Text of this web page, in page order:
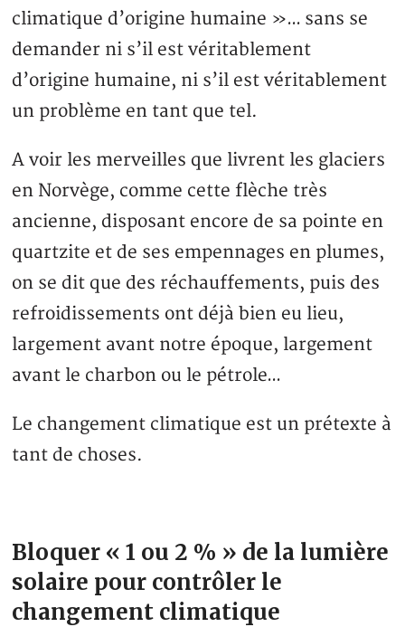
climatique d’origine humaine »… sans se
demander ni s’il est véritablement
d’origine humaine, ni s’il est véritablement
un problème en tant que tel.
A voir les merveilles que livrent les glaciers
en Norvège, comme cette flèche très
ancienne, disposant encore de sa pointe en
quartzite et de ses empennages en plumes,
on se dit que des réchauffements, puis des
refroidissements ont déjà bien eu lieu,
largement avant notre époque, largement
avant le charbon ou le pétrole…
Le changement climatique est un prétexte à
tant de choses.
Bloquer « 1 ou 2 % » de la lumière
solaire pour contrôler le
changement climatique